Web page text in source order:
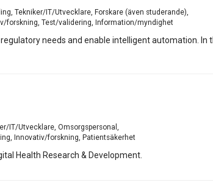
Tekniker/IT/Utvecklare, Forskare (även studerande),
forskning, Test/validering, Information/myndighet
needs and enable intelligent automation. In
IT/Utvecklare, Omsorgspersonal,
Innovativ/forskning, Patientsäkerhet
Health Research & Development.